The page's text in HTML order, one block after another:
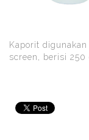
Kaporit
screen, berisi 250